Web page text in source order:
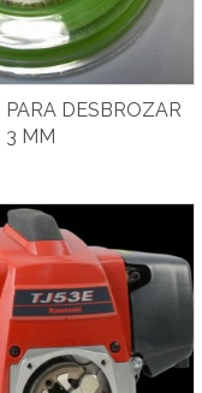
DESBROZAR
3 MM